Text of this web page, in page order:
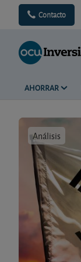
Contacto
AHORRAR
Análisis